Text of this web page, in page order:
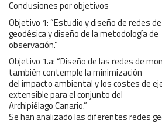
Conclusiones por objetivos
Objetivo 1: “Estudio y diseño de redes
geodésica y diseño de la metodología de
observación.”
Objetivo 1.a: “Diseño de las redes de
también contemple la minimización
del impacto ambiental y los costes de
extensible para el conjunto del
Archipiélago Canario.”
Se han analizado las diferentes redes